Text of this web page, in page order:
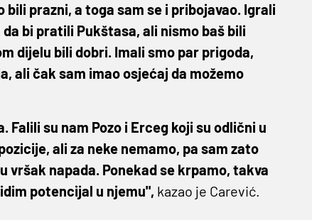
prazni, a toga sam se i pribojavao. Igrali
bi pratili Pukštasa, ali nismo baš bili
dijelu bili dobri. Imali smo par prigoda,
ali čak sam imao osjećaj da možemo
Falili su nam Pozo i Erceg koji su odlični u
ali za neke nemamo, pa sam zato
vršak napada. Ponekad se krpamo, takva
potencijal u njemu", kazao je Carević.